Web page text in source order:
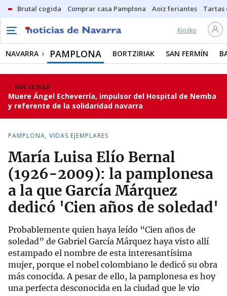
Brutal cogida Comprar casa Pamplona Aoiz feriantes Tartas
Kiosko
NAVARRA PAMPLONA BORTZIRIAK SAN FERMÍN
SOCIEDAD
Muere Ángel Echeverría, impulsor del Hospital de Nemba
y referente de la solidaridad navarra
PAMPLONA, VIDAS EJEMPLARES
María Luisa Elío Bernal
(1926-2009): la pamplonesa
a la que García Márquez
dedicó 'Cien años de soledad'
Probablemente quien haya leído “Cien años de
soledad” de Gabriel García Márquez haya visto allí
estampado el nombre de esta interesantísima
mujer, porque el nobel colombiano le dedicó su obra
más conocida. A pesar de ello, la pamplonesa es hoy
una perfecta desconocida en la ciudad que le vio